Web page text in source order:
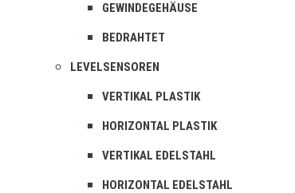
GEWINDEGEHÄUSE
BEDRAHTET
LEVELSENSOREN
VERTIKAL PLASTIK
HORIZONTAL PLASTIK
VERTIKAL EDELSTAHL
HORIZONTAL EDELSTAHL